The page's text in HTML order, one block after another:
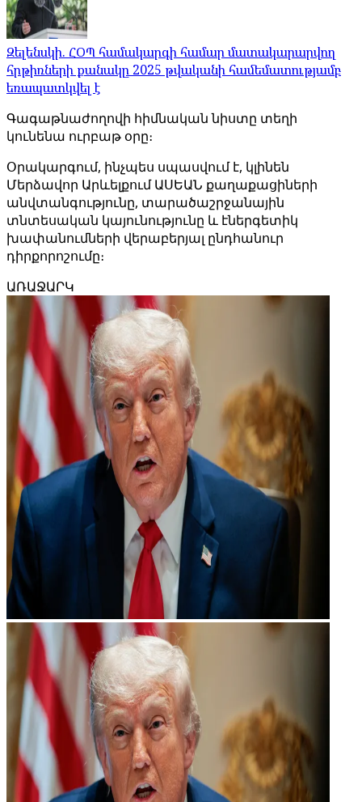
Զելենսկի. ՀՕՊ համակարգի համար մատակարարվող
հրթիռների քանակը 2025 թվականի համեմատությամբ
եռապատկվել է
Գագաթնաժողովի հիմնական նիստը տեղի
կունենա ուրբաթ օրը։
Օրակարգում, ինչպես սպասվում է, կլինեն
Մերձավոր Արևելքում ԱՍԵԱՆ քաղաքացիների
անվտանգությունը, տարածաշրջանային
տնտեսական կայունությունը և էներգետիկ
խափանումների վերաբերյալ ընդհանուր
դիրքորոշումը։
ԱՌԱՋԱՐԿ